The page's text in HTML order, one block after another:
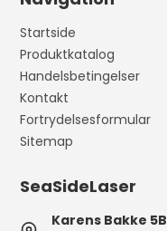
Startside
Produktkatalog
Handelsbetingelser
Kontakt
Fortrydelsesformular
Sitemap
SeaSideLaser
Karens Bakke 5B